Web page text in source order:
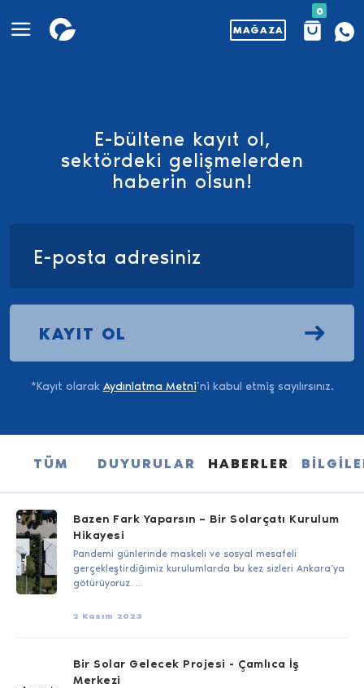
MAĞAZA
0
E-bültene kayıt ol,
sektördeki gelişmelerden
haberin olsun!
KAYIT OL
*Kayıt olarak Aydınlatma Metni’ni kabul etmiş sayılırsınız.
TÜM
YAZILAR
DUYURULAR HABERLER
Bazen Fark Yaparsın – Bir Solarçatı Kurulum
Hikayesi
Pandemi günlerinde maskeli ve sosyal mesafeli
gerçekleştirdiğimiz kurulumlarda bu kez sizleri Ankara’ya
götürüyoruz. ...
2 Kasım 2023
Bir Solar Gelecek Projesi - Çamlıca İş
Merkezi